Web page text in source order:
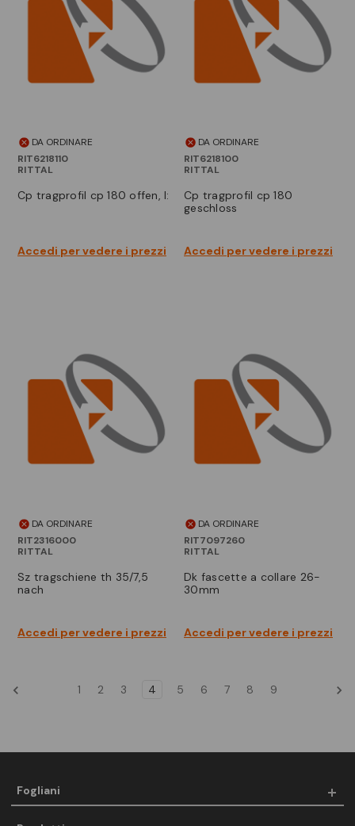
DA ORDINARE
RIT6218110
RITTAL
cp tragprofil cp 180 offen, l:
Accedi per vedere i prezzi
DA ORDINARE
RIT6218100
RITTAL
cp tragprofil cp 180
geschloss
Accedi per vedere i prezzi
DA ORDINARE
RIT2316000
RITTAL
sz tragschiene th 35/7,5
nach
Accedi per vedere i prezzi
DA ORDINARE
RIT7097260
RITTAL
dk fascette a collare 26-
30mm
Accedi per vedere i prezzi
1 2 3 4 5 6 7 8 9
Fogliani